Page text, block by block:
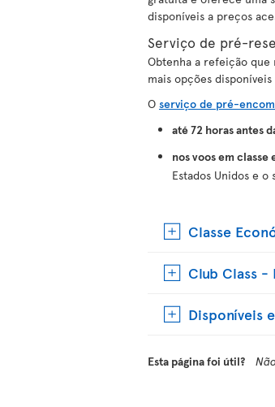
disponíveis a preços
Serviço de pré-
Obtenha a refeição que
mais opções
O serviço de pré-
até 72 horas antes
nos voos em
Estados Unidos e
Classe
Club Class
Disponíveis
Esta página foi útil?